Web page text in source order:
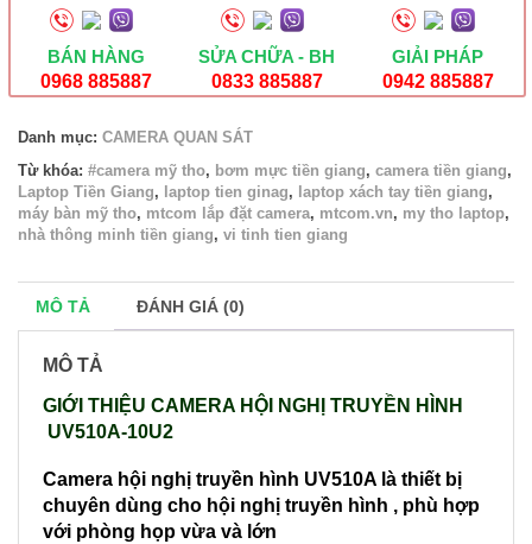
lượng
BÁN HÀNG
0968 885887
SỬA CHỮA - BH
0833 885887
GIẢI PHÁP
0942 885887
Danh mục: CAMERA QUAN SÁT
Từ khóa: #camera mỹ tho, bơm mực tiền giang, camera tiền giang,
Laptop Tiền Giang, laptop tien ginag, laptop xách tay tiền giang,
máy bàn mỹ tho, mtcom lắp đặt camera, mtcom.vn, my tho laptop,
nhà thông minh tiền giang, vi tinh tien giang
MÔ TẢ ĐÁNH GIÁ (0)
MÔ TẢ
GIỚI THIỆU CAMERA HỘI NGHỊ TRUYỀN HÌNH
UV510A-10U2
Camera hội nghị truyền hình UV510A là thiết bị
chuyên dùng cho hội nghị truyền hình , phù hợp
với phòng họp vừa và lớn